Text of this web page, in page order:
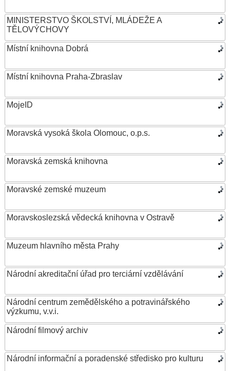
MINISTERSTVO ŠKOLSTVÍ, MLÁDEŽE A
TĚLOVÝCHOVY
Místní knihovna Dobrá
Místní knihovna Praha-Zbraslav
MojeID
Moravská vysoká škola Olomouc, o.p.s.
Moravská zemská knihovna
Moravské zemské muzeum
Moravskoslezská vědecká knihovna v Ostravě
Muzeum hlavního města Prahy
Národní akreditační úřad pro terciární vzdělávání
Národní centrum zemědělského a potravinářského
výzkumu, v.v.i.
Národní filmový archiv
Národní informační a poradenské středisko pro kulturu